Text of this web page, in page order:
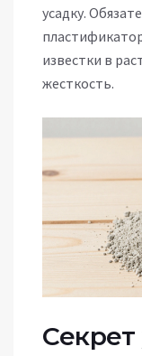
усадку.
известки в
жесткость.
Секрет